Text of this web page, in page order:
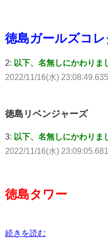
徳島ガールズコ
2: 以下、名無しにかわりま
2022/11/16(水)
徳島リベンジャーズ
3: 以下、名無しにかわりま
2022/11/16(水)
徳島タワー
続きを読む